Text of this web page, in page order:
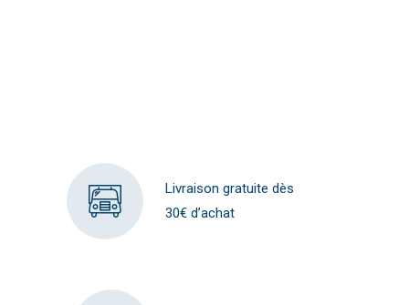
Livraison gratuite dès
30€ d’achat